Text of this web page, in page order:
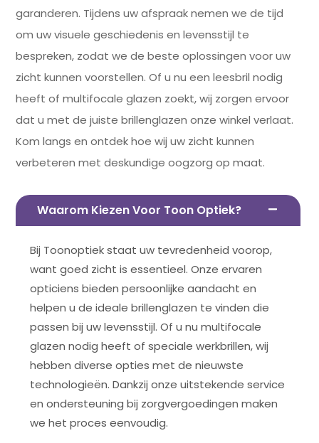
garanderen. Tijdens uw afspraak nemen we de tijd
om uw visuele geschiedenis en levensstijl te
bespreken, zodat we de beste oplossingen voor uw
zicht kunnen voorstellen. Of u nu een leesbril nodig
heeft of multifocale glazen zoekt, wij zorgen ervoor
dat u met de juiste brillenglazen onze winkel verlaat.
Kom langs en ontdek hoe wij uw zicht kunnen
verbeteren met deskundige oogzorg op maat.
Waarom Kiezen Voor Toon Optiek?
Bij Toonoptiek staat uw tevredenheid voorop,
want goed zicht is essentieel. Onze ervaren
opticiens bieden persoonlijke aandacht en
helpen u de ideale brillenglazen te vinden die
passen bij uw levensstijl. Of u nu multifocale
glazen nodig heeft of speciale werkbrillen, wij
hebben diverse opties met de nieuwste
technologieën. Dankzij onze uitstekende service
en ondersteuning bij zorgvergoedingen maken
we het proces eenvoudig.